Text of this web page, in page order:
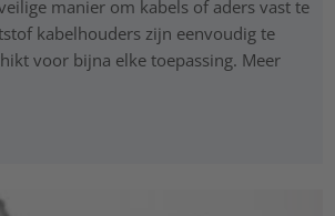
manier om kabels of aders vast te
kabelhouders zijn eenvoudig te
voor bijna elke toepassing. Meer